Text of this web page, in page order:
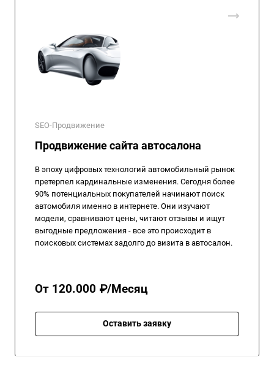
SEO-Продвижение
Продвижение сайта автосалона
В эпоху цифровых технологий автомобильный рынок
претерпел кардинальные изменения. Сегодня более
90% потенциальных покупателей начинают поиск
автомобиля именно в интернете. Они изучают
модели, сравнивают цены, читают отзывы и ищут
выгодные предложения - все это происходит в
поисковых системах задолго до визита в автосалон.
От 120.000 ₽/Месяц
Оставить заявку